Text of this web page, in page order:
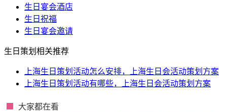
生日宴会酒店
生日祝福
生日宴会邀请
生日策划相关推荐
上海生日策划活动怎么安排，上海生日会活动策划方案
上海生日策划活动有哪些，上海生日会活动策划方案
大家都在看